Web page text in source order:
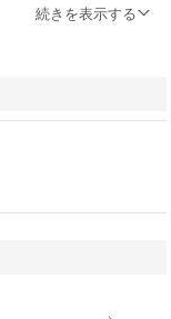
続きを表示する